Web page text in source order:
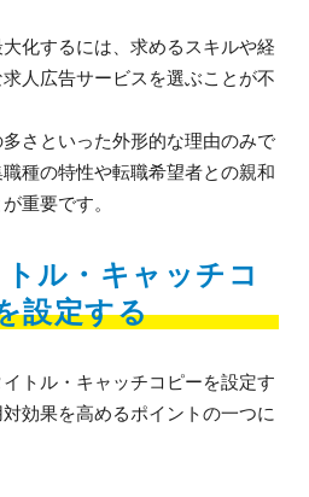
化するには、求めるスキルや経
人広告サービスを選ぶことが不
さといった外形的な理由のみで
種の特性や転職希望者との親和
重要です。
ル・キャッチコ
設定する
トル・キャッチコピーを設定す
効果を高めるポイントの一つに